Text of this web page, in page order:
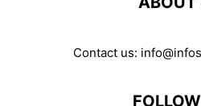
Contact us: